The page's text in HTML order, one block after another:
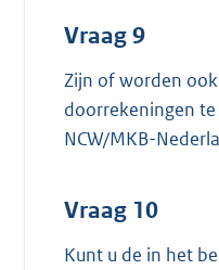
Vraag 9
Zijn of worden ook
doorrekeningen
NCW/MKB-
Vraag 10
Kunt u de in het